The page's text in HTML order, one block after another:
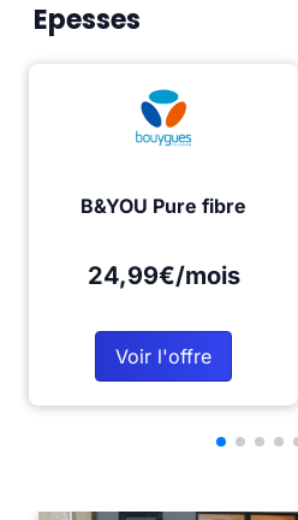
Epesses
B&YOU Pure fibre
24,99€/mois
Voir l'offre